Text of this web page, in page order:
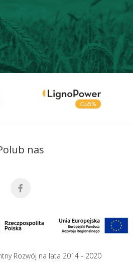
nas
Rozwój na lata 2014 - 2020